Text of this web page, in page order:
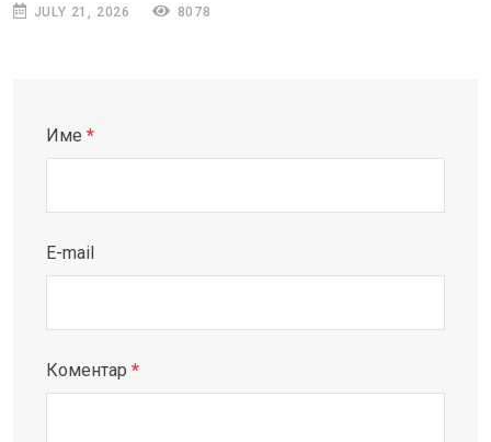
JULY 21, 2026 8078
Име *
E-mail
Коментар *